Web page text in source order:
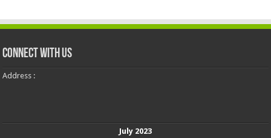
Connect With Us
Address :
July 2023